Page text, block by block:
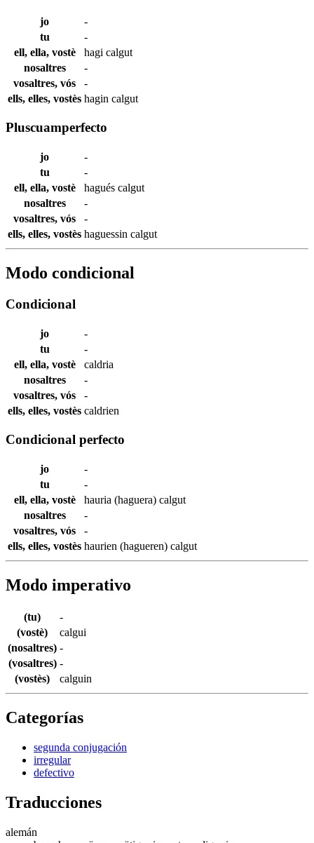
jo
-
tu
-
ell, ella, vostè
hagi calgut
nosaltres
-
vosaltres, vós
-
ells, elles, vostès hagin calgut
Pluscuamperfecto
jo
-
tu
-
ell, ella, vostè
hagués calgut
nosaltres
-
vosaltres, vós
-
ells, elles, vostès haguessin calgut
Modo condicional
Condicional
jo
-
tu
-
ell, ella, vostè
caldria
nosaltres
-
vosaltres, vós
-
ells, elles, vostès caldrien
Condicional perfecto
jo
-
tu
-
ell, ella, vostè
hauria (haguera) calgut
nosaltres
-
vosaltres, vós
-
ells, elles, vostès haurien (hagueren) calgut
Modo imperativo
(tu)
-
(vostè)
calgui
(nosaltres) -
(vosaltres) -
(vostès)
calguin
Categorías
segunda conjugación
irregular
defectivo
Traducciones
alemán